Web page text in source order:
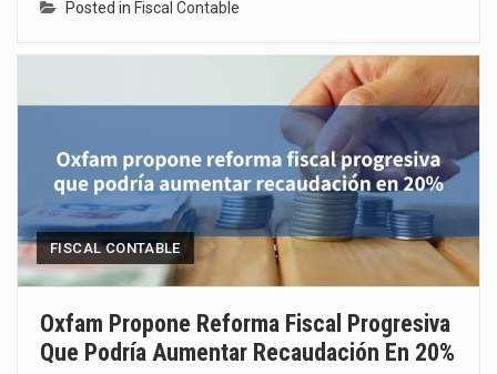
Posted in Fiscal Contable
FISCAL CONTABLE
Oxfam Propone Reforma Fiscal Progresiva
Que Podría Aumentar Recaudación En 20%